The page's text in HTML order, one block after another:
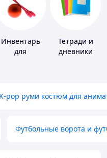
Инвентарь
для
Тетради и
дневники
K-pop руми костюм для
Футбольные ворота и